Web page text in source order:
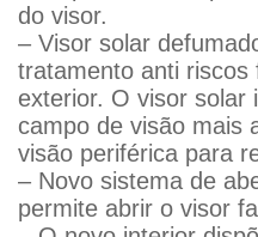
do visor.
– Visor solar
tratamento anti riscos
exterior. O visor solar
campo de visão mais
visão periférica para
– Novo sistema de
permite abrir o visor